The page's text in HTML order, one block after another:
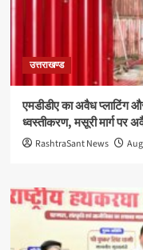
उत्तराखण्ड
एमडीडीए का अवैध प्लाटिंग
ध्वस्तीकरण, मसूरी मार्ग पर
RashtraSant News